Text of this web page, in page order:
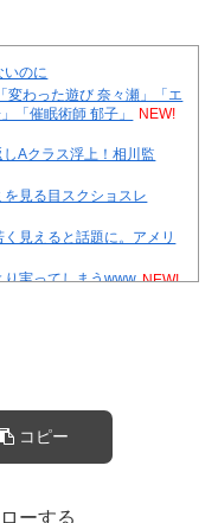
いのに
変わった遊び 奈々瀬」「エ
「催眠術師 郁子」
NEW!
Aクラス浮上！相川監
を見る目スクショスレ
見えると話題に。アメリ
り実ってしまうwww NEW!
てるｗｗｗ
猛反対。家族から信じら
コピー
ーする